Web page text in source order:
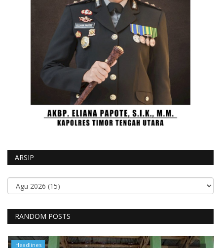
ARSIP
RANDOM POSTS
Headlines